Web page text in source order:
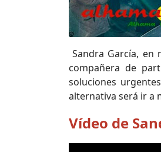
Sandra García, en
compañera de
soluciones
alternativa será ir a
Vídeo de